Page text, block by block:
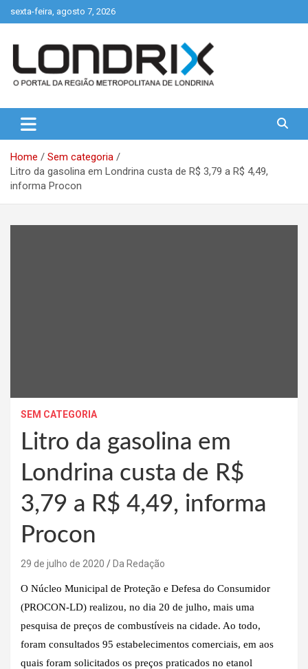
to
sexta-feira, agosto 7, 2026
Londrix
Home
Sem categoria
Litro da gasolina em Londrina custa de R$ 3,79 a R$ 4,49,
informa Procon
SEM CATEGORIA
Litro da gasolina em
Londrina custa de R$
3,79 a R$ 4,49, informa
Procon
29 de julho de 2020 Da Redação
O Núcleo Municipal de Proteção e Defesa do Consumidor
(PROCON-LD) realizou, no dia 20 de julho, mais uma
pesquisa de preços de combustíveis na cidade. Ao todo,
foram consultados 95 estabelecimentos comerciais, em aos
quais foram solicitados os preços praticados no etanol